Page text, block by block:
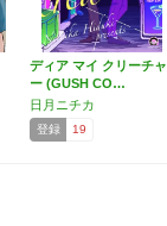
ディア マイ クリーチャ
ー (GUSH CO…
日月ニチカ
登録 19